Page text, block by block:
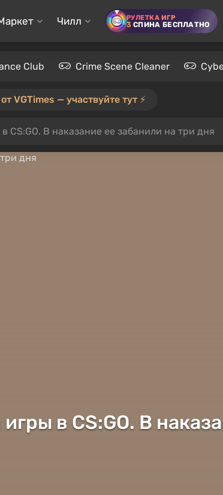
Чилл РУЛЕТКА ИГР
3 СПИНА БЕСПЛАТНО
Club Crime Scene Cleaner
VGTimes — участвуйте тут ⚡️
CS:GO. В наказание ее забанили на три дня
в CS:GO. В